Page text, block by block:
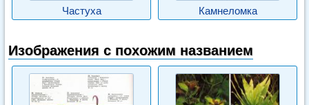
Частуха Камнеломка
Изображения с похожим названием